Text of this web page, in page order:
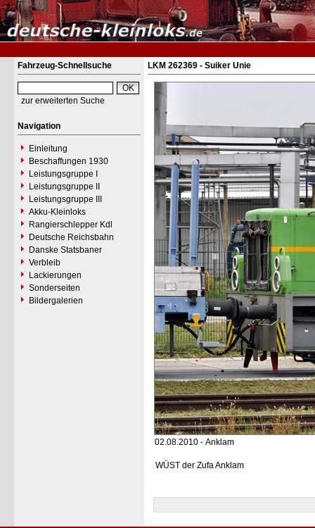
Fahrzeug-Schnellsuche
zur erweiterten Suche
Navigation
Einleitung
Beschaffungen 1930
Leistungsgruppe I
Leistungsgruppe II
Leistungsgruppe III
Akku-Kleinloks
Rangierschlepper Kdl
Deutsche Reichsbahn
Danske Statsbaner
Verbleib
Lackierungen
Sonderseiten
Bildergalerien
LKM 262369 - Suiker Unie
02.08.2010 - Anklam
WÜST der Zufa Anklam